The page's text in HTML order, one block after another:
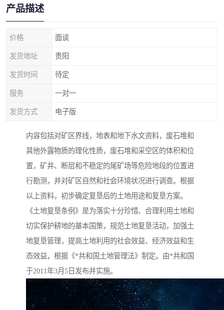
产品描述
价格 面谈
发货地址 贵阳
发货时间 待定
服务 一对一
发货方式 电子版
内容包括对矿区界线，地表和地下水文资料，废石堆和
其他外露物质的理化性质，废石堆和采空区的体积和位
置，矿井、断层和不稳定的尾矿场等危险地段的位置进
行勘测，并对矿区自然和社会环境状况进行调查。根据
以上资料，初步确定复垦后的土地用途和复垦方案。
《土地复垦条例》是为落实十分珍惜、合理利用土地和
切实保护耕地的基本国策，规范土地复垦活动，加强土
地复垦管理，提高土地利用的社会效益、经济效益和生
态效益，根据《*共和国土地管理法》制定。由*共和国
于2011年3月5日发布并实施。